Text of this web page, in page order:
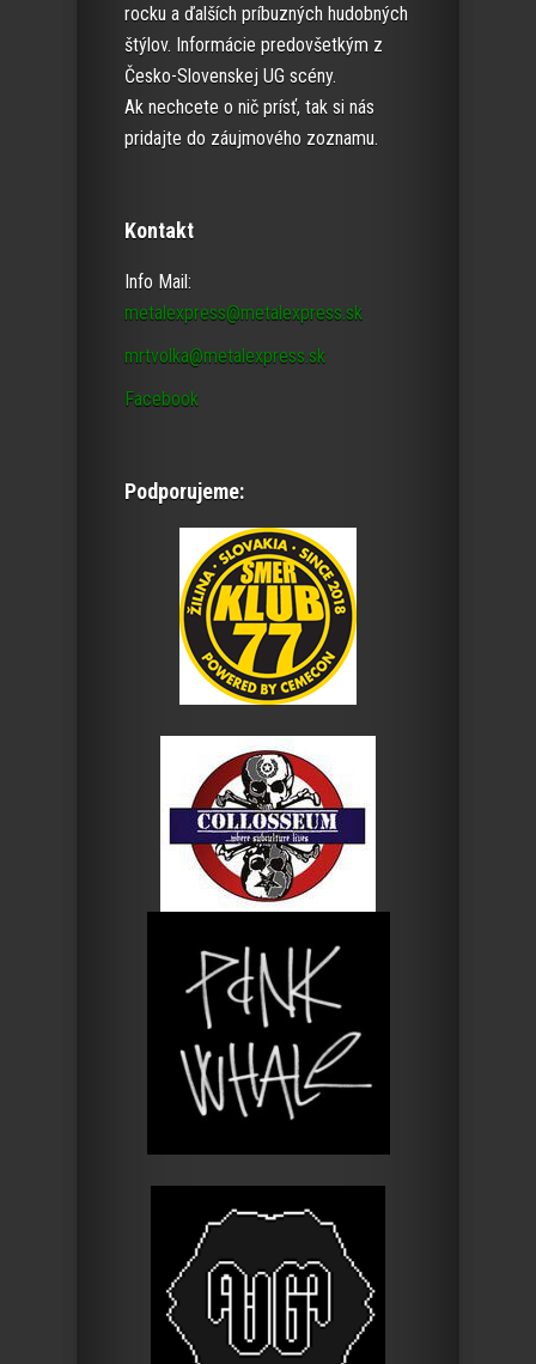
rocku a ďalších príbuzných hudobných
štýlov. Informácie predovšetkým z
Česko-Slovenskej UG scény.
Ak nechcete o nič prísť, tak si nás
pridajte do záujmového zoznamu.
Kontakt
Info Mail:
metalexpress@metalexpress.sk
mrtvolka@metalexpress.sk
Facebook
Podporujeme: